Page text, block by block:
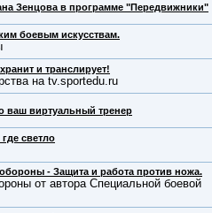
Зенцова в программе "Передвижники"
боевым искусствам.
и транслирует!
на tv.sportedu.ru
ваш виртуальный тренер
светло
- Защита и работа против ножа.
от автора Специальной боевой